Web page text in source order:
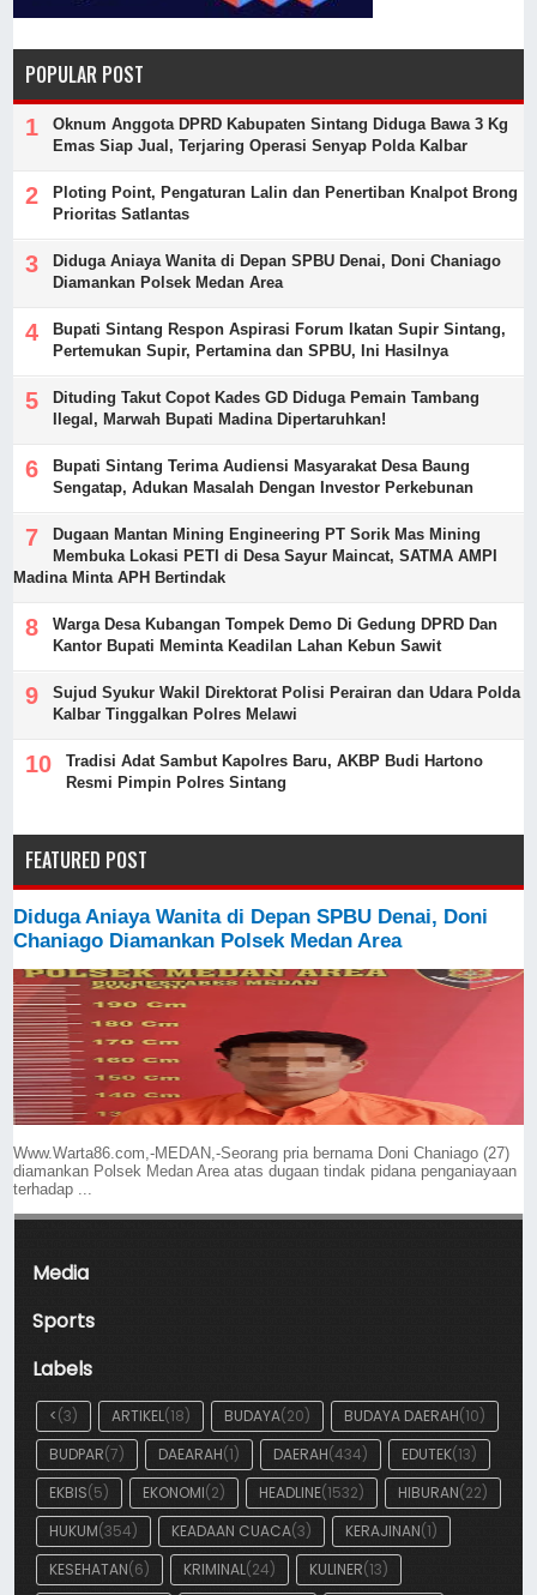
POPULAR POST
Oknum Anggota DPRD Kabupaten Sintang Diduga Bawa 3 Kg
Emas Siap Jual, Terjaring Operasi Senyap Polda Kalbar
Ploting Point, Pengaturan Lalin dan Penertiban Knalpot Brong
Prioritas Satlantas
Diduga Aniaya Wanita di Depan SPBU Denai, Doni Chaniago
Diamankan Polsek Medan Area
Bupati Sintang Respon Aspirasi Forum Ikatan Supir Sintang,
Pertemukan Supir, Pertamina dan SPBU, Ini Hasilnya
Dituding Takut Copot Kades GD Diduga Pemain Tambang
Ilegal, Marwah Bupati Madina Dipertaruhkan!
Bupati Sintang Terima Audiensi Masyarakat Desa Baung
Sengatap, Adukan Masalah Dengan Investor Perkebunan
Dugaan Mantan Mining Engineering PT Sorik Mas Mining
Membuka Lokasi PETI di Desa Sayur Maincat, SATMA AMPI
Madina Minta APH Bertindak
Warga Desa Kubangan Tompek Demo Di Gedung DPRD Dan
Kantor Bupati Meminta Keadilan Lahan Kebun Sawit
Sujud Syukur Wakil Direktorat Polisi Perairan dan Udara Polda
Kalbar Tinggalkan Polres Melawi
Tradisi Adat Sambut Kapolres Baru, AKBP Budi Hartono
Resmi Pimpin Polres Sintang
FEATURED POST
Diduga Aniaya Wanita di Depan SPBU Denai, Doni
Chaniago Diamankan Polsek Medan Area
Www.Warta86.com,-MEDAN,-Seorang pria bernama Doni Chaniago (27)
diamankan Polsek Medan Area atas dugaan tindak pidana penganiayaan
terhadap ...
Media
Sports
Labels
<(3) ARTIKEL(18) BUDAYA(20) BUDAYA DAERAH(10)
BUDPAR(7) DAEARAH(1) DAERAH(434) EDUTEK(13)
EKBIS(5) EKONOMI(2) HEADLINE(1532) HIBURAN(22)
HUKUM(354) KEADAAN CUACA(3) KERAJINAN(1)
KESEHATAN(6) KRIMINAL(24) KULINER(13)